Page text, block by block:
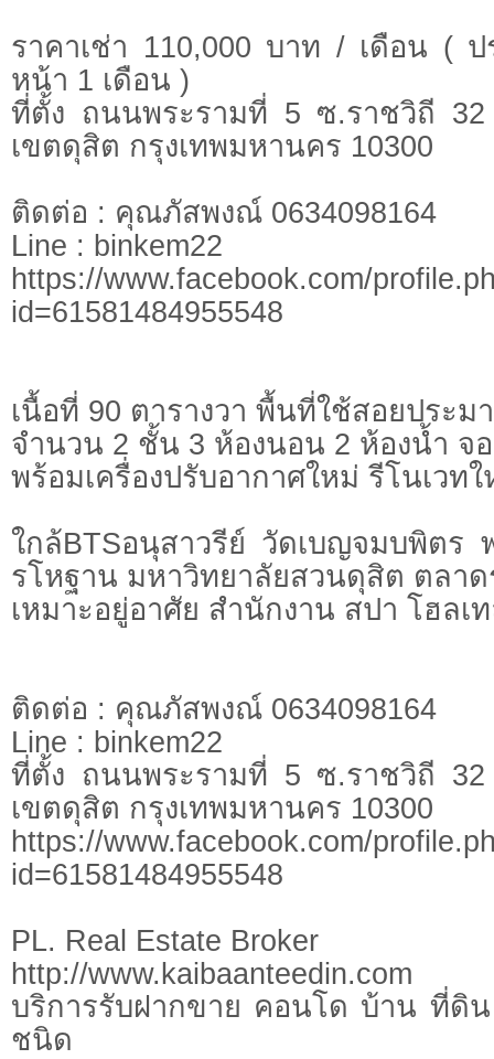
ราคาเช่า 110,000 บาท / เดือน (
หน้า 1 เดือน )
ที่ตั้ง ถนนพระรามที่ 5 ซ.ราชวิถี 32
เขตดุสิต กรุงเทพมหานคร 10300
ติดต่อ : คุณภัสพงณ์ 0634098164
Line : binkem22
https://www.facebook.com/
id=61581484955548
เนื้อที่ 90 ตารางวา พื้นที่ใช้สอยประม
จำนวน 2 ชั้น 3 ห้องนอน 2 ห้องน้ำ จ
พร้อมเครื่องปรับอากาศใหม่ รีโนเวท
ใกล้BTSอนุสาวรีย์ วัดเบญจมบพิตร
รโหฐาน มหาวิทยาลัยสวนดุสิต ตลา
เหมาะอยู่อาศัย สำนักงาน สปา โฮลเ
ติดต่อ : คุณภัสพงณ์ 0634098164
Line : binkem22
ที่ตั้ง ถนนพระรามที่ 5 ซ.ราชวิถี 32
เขตดุสิต กรุงเทพมหานคร 10300
https://www.facebook.com/
id=61581484955548
PL. Real Estate Broker
http://www.kaibaanteedin.com
บริการรับฝากขาย คอนโด บ้าน ที่ดิ
ชนิด